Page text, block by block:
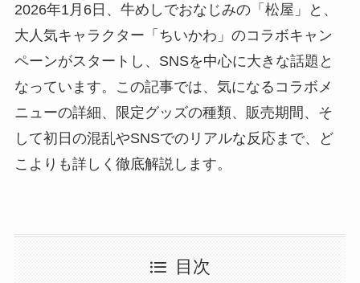
2026年1月6日、牛めしでおなじみの「松屋」と、
大人気キャラクター「ちいかわ」のコラボキャン
ペーンがスタートし、SNSを中心に大きな話題と
なっています。この記事では、気になるコラボメ
ニューの詳細、限定グッズの種類、販売期間、そ
して初日の混乱やSNSでのリアルな反応まで、ど
こよりも詳しく徹底解説します。
目次